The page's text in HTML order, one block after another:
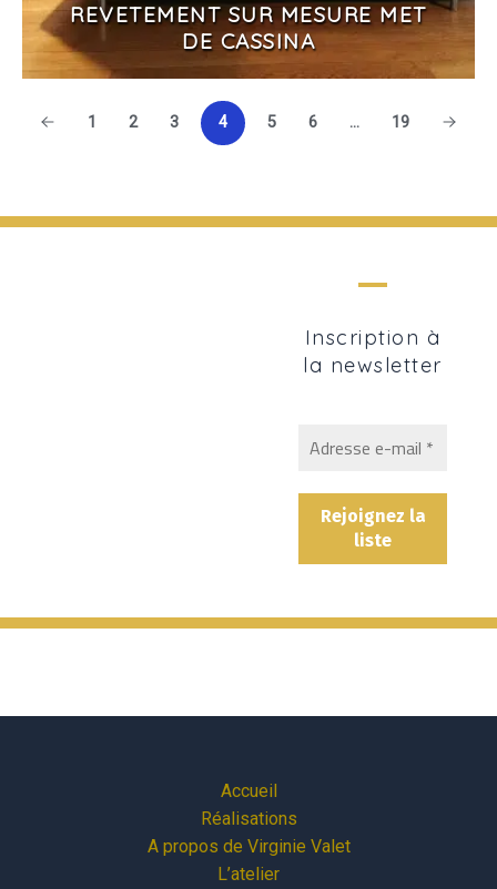
REVETEMENT SUR MESURE MET
DE CASSINA
1 2 3 4 5 6 … 19
Inscription à
la newsletter
Accueil
Réalisations
A propos de Virginie Valet
L’atelier